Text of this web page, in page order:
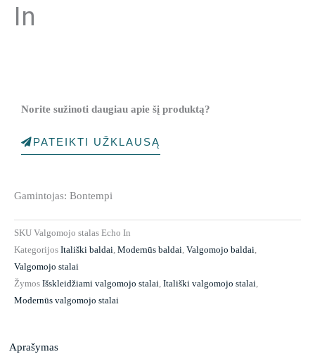
In
Norite sužinoti daugiau apie šį produktą?
PATEIKTI UŽKLAUSĄ
Gamintojas: Bontempi
SKU Valgomojo stalas Echo In
Kategorijos Itališki baldai, Modernūs baldai, Valgomojo baldai,
Valgomojo stalai
Žymos Išskleidžiami valgomojo stalai, Itališki valgomojo stalai,
Modernūs valgomojo stalai
Aprašymas